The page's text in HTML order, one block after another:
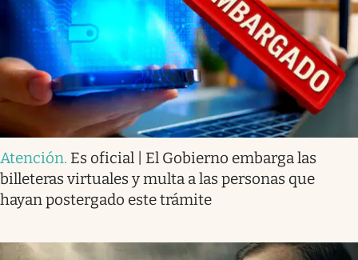
Atención. Es oficial | El Gobierno embarga las
billeteras virtuales y multa a las personas que
hayan postergado este trámite